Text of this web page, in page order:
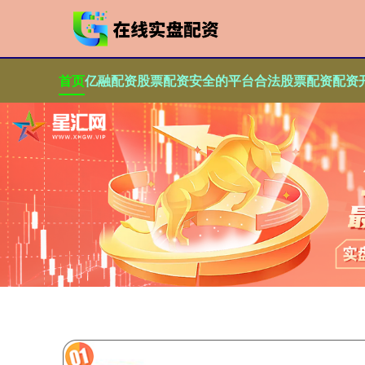
首页亿融配资股票配资安全的平台合法股票配资配资